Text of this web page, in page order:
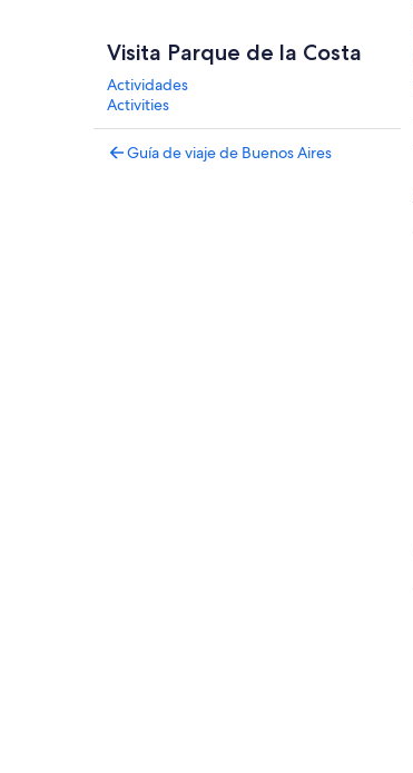
Visita Parque de la Costa
Actividades
Activities
Guía de viaje de Buenos Aires